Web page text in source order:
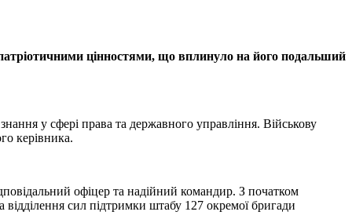
цінностями, що вплинуло на його подальший
у сфері права та державного управління. Військову
керівника.
офіцер та надійний командир. З початком
відділення сил підтримки штабу 127 окремої бригади